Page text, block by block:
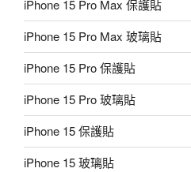
iPhone 15 Pro Max 保護貼
iPhone 15 Pro Max 玻璃貼
iPhone 15 Pro 保護貼
iPhone 15 Pro 玻璃貼
iPhone 15 保護貼
iPhone 15 玻璃貼